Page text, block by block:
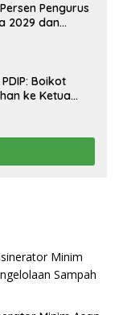
Pengurus
2029 dan
Boikot
ke Ketua